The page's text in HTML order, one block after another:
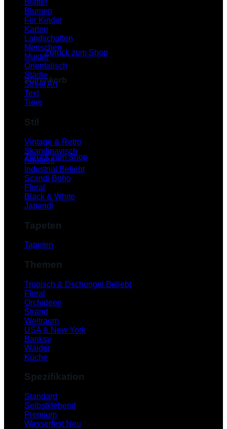
Es befinden sich keine Produkte im Warenkorb.
Zurück zum Shop
Warenkorb
Es befinden sich keine Produkte im Warenkorb.
Zurück zum Shop
Blätter
Blumen
Für Kinder
Karten
Landschaften
Menschen
Muster
Orientalisch
Städte
Street Art
Text
Tiere
Stil
Vintage & Retro
Skandinavisch
Aquarell
Industrial
Scandi Boho
Floral
Black & White
Japandi
Tapeten
Tapeten
Themen
Tropisch & Dschungel
Floral
Orchideen
Strand
Weltraum
USA & New York
Banksy
Wälder
Küche
Spezifikation
Standard
Selbstklebend
Premium
Wasserfest